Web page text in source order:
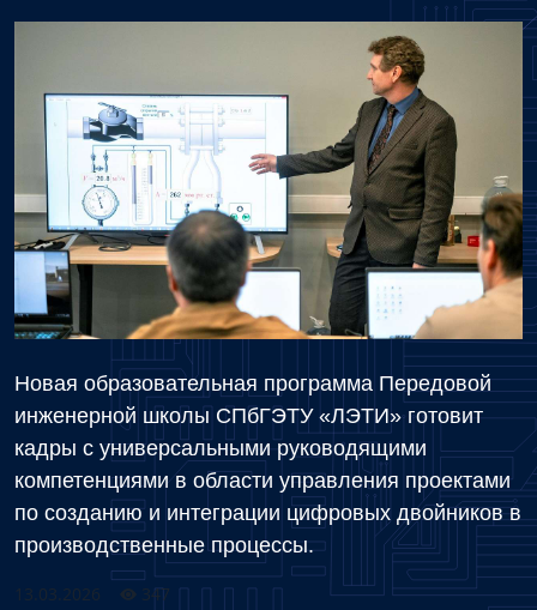
Новая образовательная программа Передовой
инженерной школы СПбГЭТУ «ЛЭТИ» готовит
кадры с универсальными руководящими
компетенциями в области управления проектами
по созданию и интеграции цифровых двойников в
производственные процессы.
13.03.2026 347